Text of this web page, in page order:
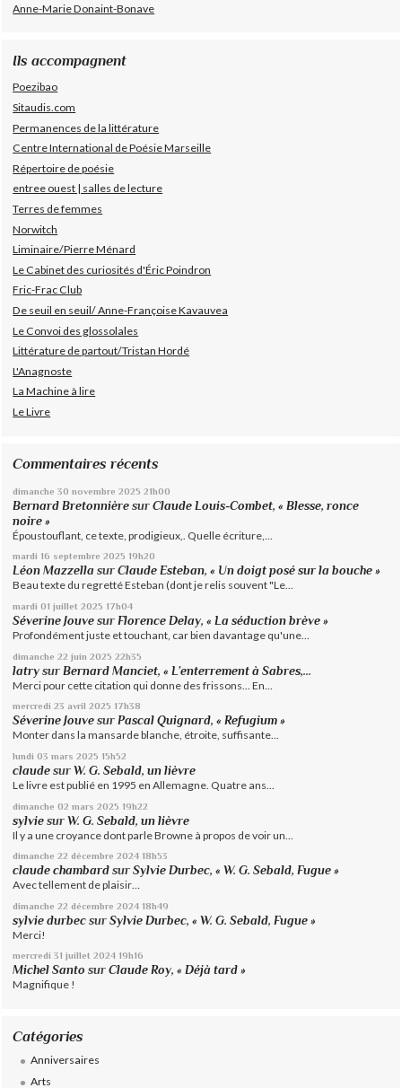
Anne-Marie Donaint-Bonave
Ils accompagnent
Poezibao
Sitaudis.com
Permanences de la littérature
Centre International de Poésie Marseille
Répertoire de poésie
entree ouest | salles de lecture
Terres de femmes
Norwitch
Liminaire/Pierre Ménard
Le Cabinet des curiosités d'Éric Poindron
Fric-Frac Club
De seuil en seuil/ Anne-Françoise Kavauvea
Le Convoi des glossolales
Littérature de partout/Tristan Hordé
L'Anagnoste
La Machine à lire
Le Livre
Commentaires récents
dimanche 30 novembre 2025 21h00
Bernard Bretonnière surClaude Louis-Combet, « Blesse, ronce
noire »
Époustouflant, ce texte, prodigieux,. Quelle écriture,...
mardi 16 septembre 2025 19h20
Léon Mazzella surClaude Esteban, « Un doigt posé sur la bouche »
Beau texte du regretté Esteban (dont je relis souvent "Le...
mardi 01 juillet 2025 17h04
Séverine Jouve surFlorence Delay, « La séduction brève »
Profondément juste et touchant, car bien davantage qu'une...
dimanche 22 juin 2025 22h35
latry surBernard Manciet, « L’enterrement à Sabres,...
Merci pour cette citation qui donne des frissons... En...
mercredi 23 avril 2025 17h38
Séverine Jouve surPascal Quignard, « Refugium »
Monter dans la mansarde blanche, étroite, suffisante...
lundi 03 mars 2025 15h52
claude surW. G. Sebald, un lièvre
Le livre est publié en 1995 en Allemagne. Quatre ans...
dimanche 02 mars 2025 19h22
sylvie surW. G. Sebald, un lièvre
Il y a une croyance dont parle Browne à propos de voir un...
dimanche 22 décembre 2024 18h53
claude chambard surSylvie Durbec, « W. G. Sebald, Fugue »
Avec tellement de plaisir…
dimanche 22 décembre 2024 18h49
sylvie durbec surSylvie Durbec, « W. G. Sebald, Fugue »
Merci!
mercredi 31 juillet 2024 19h16
Michel Santo surClaude Roy, « Déjà tard »
Magnifique !
Catégories
Anniversaires
Arts